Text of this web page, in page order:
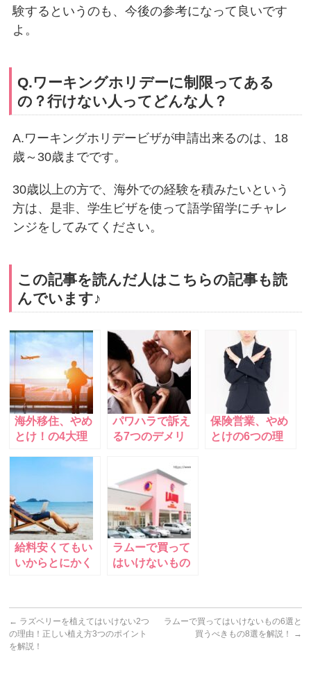
験するというのも、今後の参考になって良いです
よ。
Q.ワーキングホリデーに制限ってある
の？行けない人ってどんな人？
A.ワーキングホリデービザが申請出来るのは、18
歳～30歳までです。
30歳以上の方で、海外での経験を積みたいという
方は、是非、学生ビザを使って語学留学にチャレ
ンジをしてみてください。
この記事を読んだ人はこちらの記事も読
んでいます♪
海外移住、やめ
とけ！の4大理
パワハラで訴え
る7つのデメリ
リット！費用は
30〜100万
保険営業、やめ
とけの6つの理
給料安くてもい
いからとにかく
説！
ラムーで買って
はいけないもの
説！
← ラズベリーを植えてはいけない2つ
の理由！正しい植え方3つのポイント
を解説！
ラムーで買ってはいけないもの6選と
買うべきもの8選を解説！
→